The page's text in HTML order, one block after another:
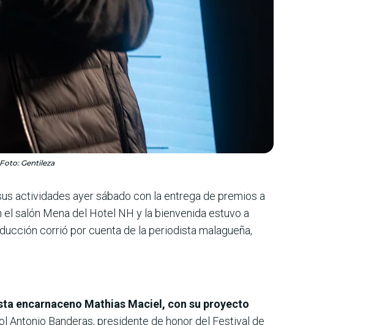
Gentileza
actividades ayer sábado con la entrega de premios a
salón Mena del Hotel NH y la bienvenida estuvo a
corrió por cuenta de la periodista malagueña,
encarnaceno Mathias Maciel, con su proyecto
Antonio Banderas, presidente de honor del Festival de